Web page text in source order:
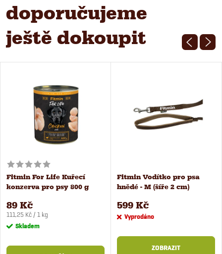
doporučujeme
ještě dokoupit
Fitmin For Life Kuřecí
konzerva pro psy 800 g
89 Kč
Měrná
cena:
111,25 Kč / 1 kg
Skladem
Fitmin Vodítko pro psa
hnědé - M (šíře 2 cm)
599 Kč
Vyprodáno
ZOBRAZIT